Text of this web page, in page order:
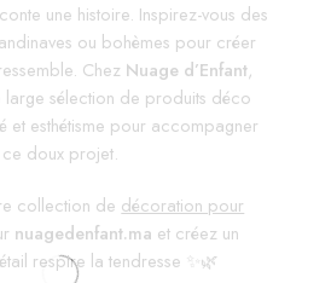
une histoire. Inspirez-vous des
ou bohèmes pour créer
Chez Nuage d’Enfant,
large sélection de produits déco
et esthétisme pour accompagner
doux projet.
collection de décoration pour
nuagedenfant.ma et créez un
respire la tendresse ✨🌿